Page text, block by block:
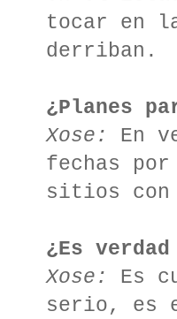
tocar en
derriban.
¿Planes
Xose:
En
fechas
sitios con
¿Es
Xose:
Es
serio, es